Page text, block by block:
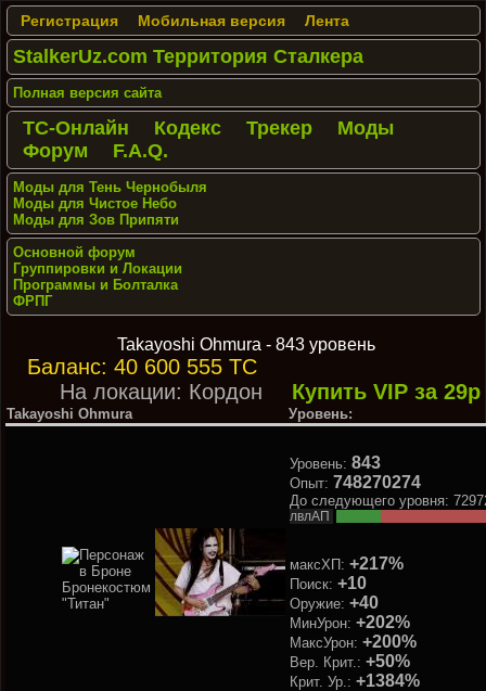
Регистрация Мобильная версия Лента
StalkerUz.com Территория Сталкера
Полная версия сайта
ТС-Онлайн Кодекс Трекер
Моды
Форум
F.A.Q.
Моды для Тень Чернобыля
Моды для Чистое Небо
Моды для Зов Припяти
Основной форум
Группировки и Локации
Программы и Болталка
ФРПГ
Takayoshi Ohmura - 843 уровень
Баланс: 40 600 555 ТС
На локации: Кордон
Купить VIP за 29р
Takayoshi Ohmura Уровень:
Уровень: 843
Опыт: 748270274
До следующего уровня:
лвлАП
максХП: +217%
Поиск: +10
Оружие: +40
МинУрон: +202%
МаксУрон: +200%
Вер. Крит.: +50%
Крит. Ур.: +1384%